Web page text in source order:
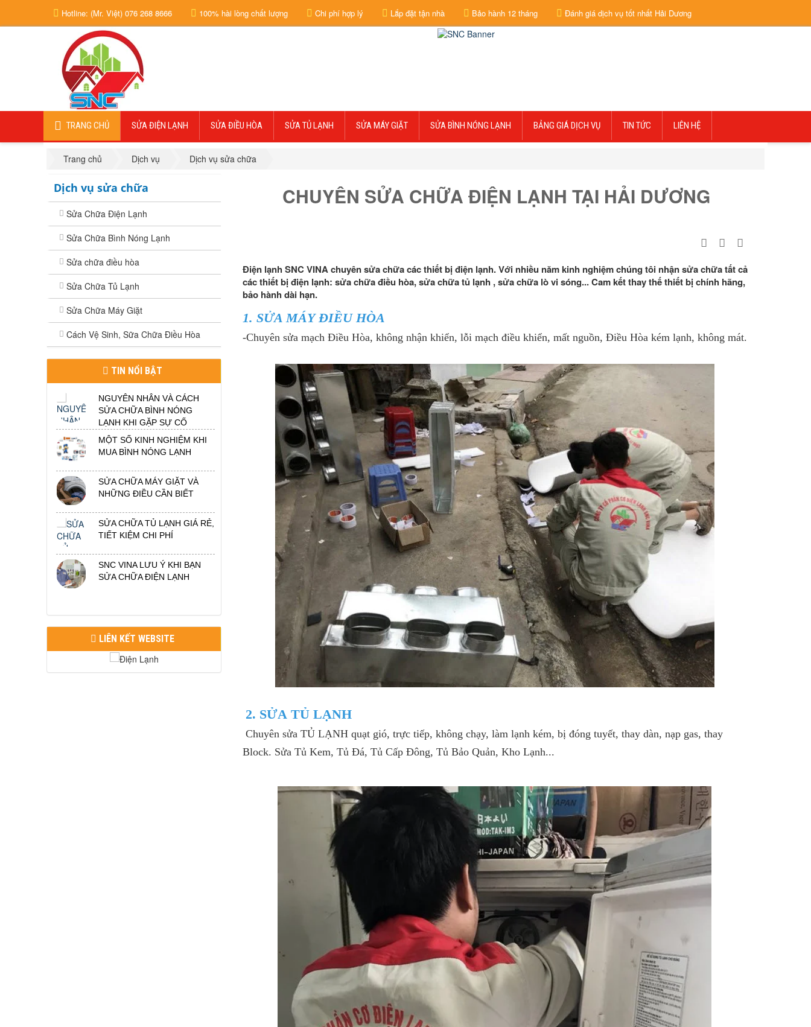
Hotline: (Mr. Việt) 076 268 8666 100% hài lòng chất lượng Chi phí hợp lý Lắp đặt tận nhà Bảo hành 12 tháng Đánh giá dịch vụ tốt nhất Hải Dương
TRANG CHỦ SỬA ĐIỆN LẠNH SỬA ĐIỀU HÒA SỬA TỦ LẠNH SỬA MÁY GIẶT SỬA BÌNH NÓNG LẠNH BẢNG GIÁ DỊCH VỤ TIN TỨC LIÊN HỆ
Trang chủ Dịch vụ Dịch vụ sửa chữa
CHUYÊN SỬA CHỮA ĐIỆN LẠNH TẠI HẢI DƯƠNG
Điện lạnh SNC VINA chuyên sửa chữa các thiết bị điện lạnh. Với nhiều năm kinh nghiệm chúng tôi nhận sửa chữa tất cả
các thiết bị điện lạnh: sửa chữa điều hòa, sửa chữa tủ lạnh , sửa chữa lò vi sóng... Cam kết thay thế thiết bị chính hãng,
bảo hành dài hạn.
1. SỬA MÁY ĐIỀU HÒA
-Chuyên sửa mạch Điều Hòa, không nhận khiển, lỗi mạch điều khiển, mất nguồn, Điều Hòa kém lạnh, không mát.
2. SỬA TỦ LẠNH
Chuyên sửa TỦ LẠNH quạt gió, trực tiếp, không chạy, làm lạnh kém, bị đóng tuyết, thay dàn, nạp gas, thay
Block. Sửa Tủ Kem, Tủ Đá, Tủ Cấp Đông, Tủ Bảo Quản, Kho Lạnh...
Dịch vụ sửa chữa
Sửa Chữa Điện Lạnh
Sửa Chữa Bình Nóng Lạnh
Sửa chữa điều hòa
Sửa Chữa Tủ Lạnh
Sửa Chữa Máy Giặt
Cách Vệ Sinh, Sữa Chữa Điều Hòa
TIN NỔI BẬT
NGUYÊN NHÂN VÀ CÁCH
SỬA CHỮA BÌNH NÓNG
LẠNH KHI GẶP SỰ CỐ
MỘT SỐ KINH NGHIỆM KHI
MUA BÌNH NÓNG LẠNH
SỬA CHỮA MÁY GIẶT VÀ
NHỮNG ĐIỀU CẦN BIẾT
SỬA CHỮA TỦ LẠNH GIÁ RẺ,
TIẾT KIỆM CHI PHÍ
SNC VINA LƯU Ý KHI BẠN
SỬA CHỮA ĐIỆN LẠNH
LIÊN KẾT WEBSITE